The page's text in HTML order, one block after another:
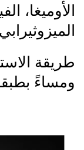
الأوميغا،
طريقة
ومساءً